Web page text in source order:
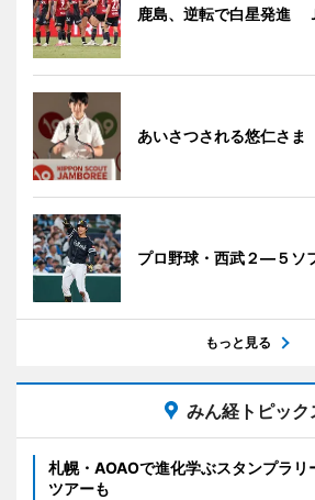
鹿島、逆転で白星発進
あいさつされる悠仁さま
プロ野球・西武２―５ソ
もっと見る
みん経トピック
札幌・AOAOで進化学ぶスタンプラ
ツアーも